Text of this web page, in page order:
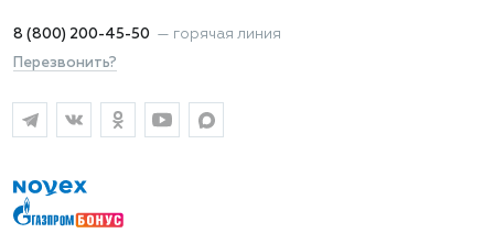
8 (800) 200-45-50 — горячая линия
Перезвонить?